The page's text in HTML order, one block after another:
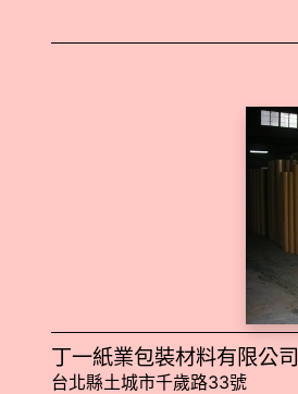
丁一紙業包裝材料有限公司
台北縣土城市千歲路33號